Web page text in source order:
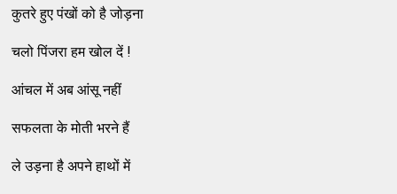
कुतरे हुए पंखों को है जोड़ना
चलो पिंजरा हम खोल दें !
आंचल में अब आंसू नहीं
सफलता के मोती भरने हैं
ले उड़ना है अपने हाथों में